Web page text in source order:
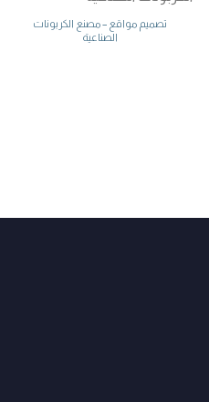
تصميم مواقع – مصنع الكربونات
الصناعية